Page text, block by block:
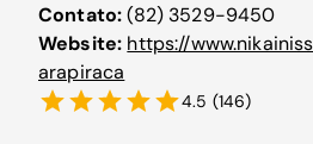
Contato:(82) 3529-9450
Website: https://
arapiraca
4.5 (146)